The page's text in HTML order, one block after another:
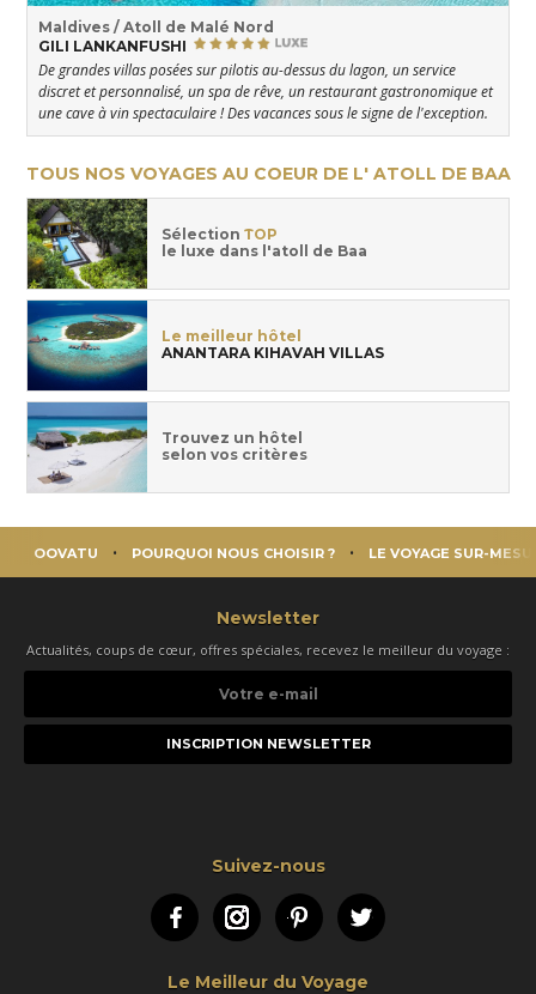
Maldives / Atoll de Malé Nord
GILI LANKANFUSHI
De grandes villas posées sur pilotis au-dessus du lagon, un service
discret et personnalisé, un spa de rêve, un restaurant gastronomique et
une cave à vin spectaculaire ! Des vacances sous le signe de l'exception.
TOUS NOS VOYAGES AU COEUR DE L' ATOLL DE BAA
Sélection TOP
le luxe dans l'atoll de Baa
Le meilleur hôtel
ANANTARA KIHAVAH VILLAS
Trouvez un hôtel
selon vos critères
OOVATU POURQUOI NOUS CHOISIR ? LE VOYAGE SUR-
Newsletter
Actualités, coups de cœur, offres spéciales, recevez le meilleur du voyage :
e-
Suivez-nous
FacebookInstagramPinterestTwitter
Le Meilleur du Voyage